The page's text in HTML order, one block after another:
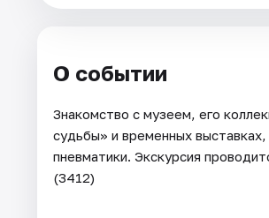
О событии
Знакомство с музеем, его
судьбы» и временных
пневматики. Экскурсия
(3412)